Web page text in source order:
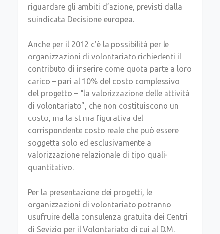
riguardare gli ambiti d’azione, previsti dalla
suindicata Decisione europea.
Anche per il 2012 c’è la possibilità per le
organizzazioni di volontariato richiedenti il
contributo di inserire come quota parte a loro
carico – pari al 10% del costo complessivo
del progetto – “la valorizzazione delle attività
di volontariato”, che non costituiscono un
costo, ma la stima figurativa del
corrispondente costo reale che può essere
soggetta solo ed esclusivamente a
valorizzazione relazionale di tipo quali-
quantitativo.
Per la presentazione dei progetti, le
organizzazioni di volontariato potranno
usufruire della consulenza gratuita dei Centri
di Sevizio per il Volontariato di cui al D.M.